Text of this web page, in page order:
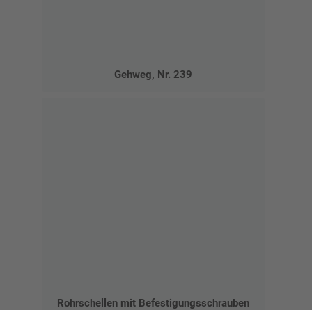
Gehweg, Nr. 239
Rohrschellen mit Befestigungsschrauben